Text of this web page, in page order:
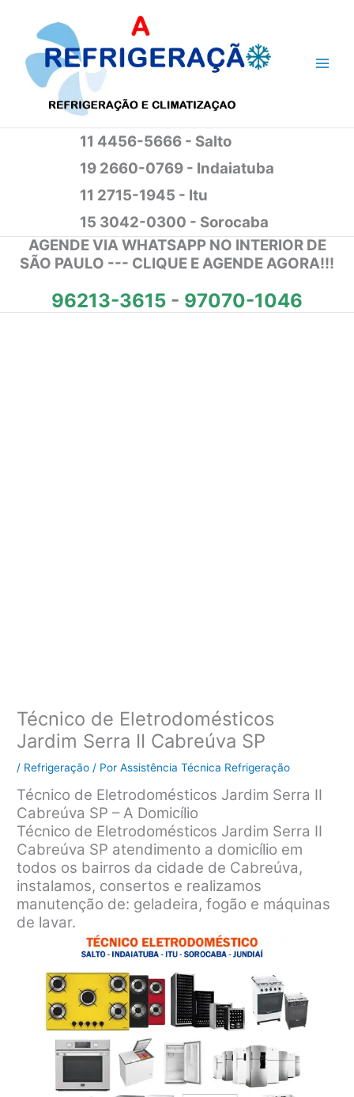
conteúdo
11 4456-5666 - Salto
19 2660-0769 - Indaiatuba
11 2715-1945 - Itu
15 3042-0300 - Sorocaba
AGENDE VIA WHATSAPP NO INTERIOR DE
SÃO PAULO --- CLIQUE E AGENDE AGORA!!!
96213-3615 - 97070-1046
Técnico de Eletrodomésticos
Jardim Serra II Cabreúva SP
/ Refrigeração / PorAssistência Técnica Refrigeração
Técnico de Eletrodomésticos Jardim Serra II
Cabreúva SP – A Domicílio
Técnico de Eletrodomésticos Jardim Serra II
Cabreúva SP atendimento a domicílio em
todos os bairros da cidade de Cabreúva,
instalamos, consertos e realizamos
manutenção de: geladeira, fogão e máquinas
de lavar.